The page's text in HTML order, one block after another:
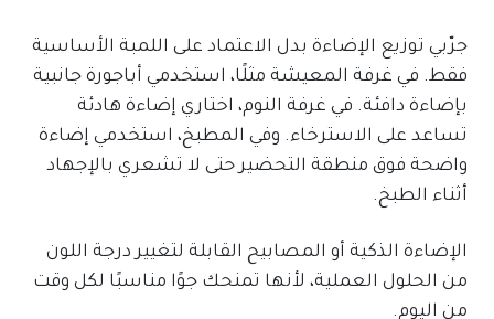
جرّبي توزيع الإضاءة بدل الاعتماد على اللمبة الأساسية
فقط. في غرفة المعيشة مثلًا، استخدمي أباجورة جانبية
بإضاءة دافئة. في غرفة النوم، اختاري إضاءة هادئة
تساعد على الاسترخاء. وفي المطبخ، استخدمي إضاءة
واضحة فوق منطقة التحضير حتى لا تشعري بالإجهاد
أثناء الطبخ.
الإضاءة الذكية أو المصابيح القابلة لتغيير درجة اللون
من الحلول العملية، لأنها تمنحك جوًا مناسبًا لكل وقت
من اليوم.